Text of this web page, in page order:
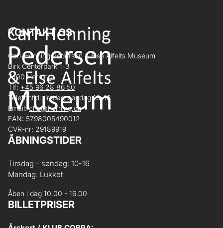
KONTAKT OS
Carl-Henning Pedersen & Else Alfelts Museum
Birk Centerpark 1-3
7400 Herning
Tlf: +45 96 28 86 50
Telefontid: tirsdag-søndag 10-16
Email:chp@herning.dk
EAN: 5798005490012
CVR-nr: 29189919
ÅBNINGSTIDER
Tirsdag - søndag: 10-16
Mandag: Lukket
Åben i dag 10.00 - 16.00
BILLETPRISER